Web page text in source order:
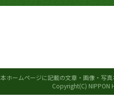
本ホームページに記載の文章・画像・写
Copyright(C) NIPPON